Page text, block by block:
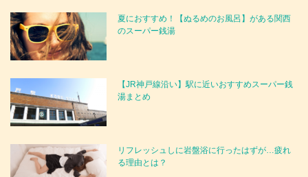
夏におすすめ！【ぬるめのお風呂】がある関西
のスーパー銭湯
【JR神戸線沿い】駅に近いおすすめスーパー銭
湯まとめ
リフレッシュしに岩盤浴に行ったはずが…疲れ
る理由とは？